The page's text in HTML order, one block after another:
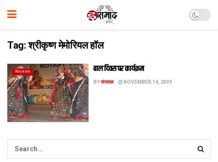
Tag:श्रीकृष्ण मेमोरियल हॉल
चित्रालय बाल दिवस पर कार्यक्रम
BYसंपादक NOVEMBER 14, 2009